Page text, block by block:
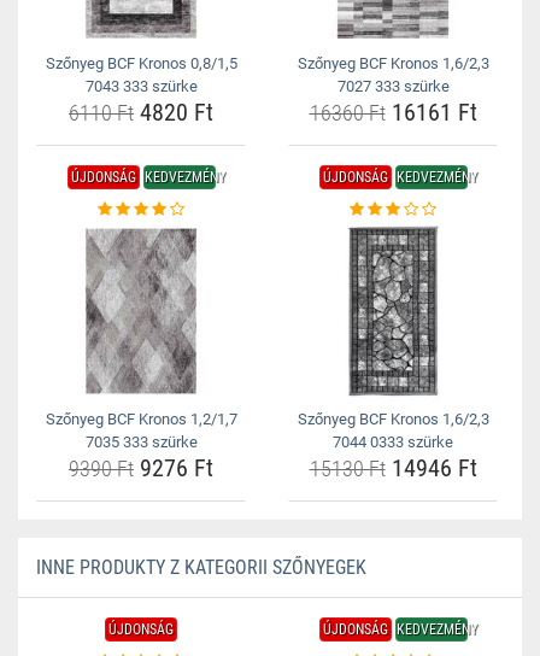
Szőnyeg BCF Kronos 0,8/1,5
7043 333 szürke
6110 Ft 4820 Ft
Szőnyeg BCF Kronos 1,6/2,3
7027 333 szürke
16360 Ft16161 Ft
ÚJDONSÁG KEDVEZMÉNY
Szőnyeg BCF Kronos 1,2/1,7
7035 333 szürke
9390 Ft 9276 Ft
ÚJDONSÁG KEDVEZMÉNY
Szőnyeg BCF Kronos 1,6/2,3
7044 0333 szürke
15130 Ft14946 Ft
INNE PRODUKTY Z KATEGORII SZŐNYEGEK
ÚJDONSÁG ÚJDONSÁG KEDVEZMÉNY